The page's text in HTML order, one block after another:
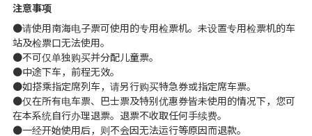
注意事项
●请使用南海电子票可使用的专用检票机。未设置专用检票机的车
站及检票口无法使用。
●不可仅单独购买并分配儿童票。
●中途下车，前程无效。
●如搭乘指定席列车，请另行购买特急券或指定席车票。
●仅在所有电车票、巴士票及特别优惠券皆未使用的情况下，您可
在本系统自行办理退票。退票不收取任何手续费。
●一经开始使用后，则不会因无法运行等原因而退款。